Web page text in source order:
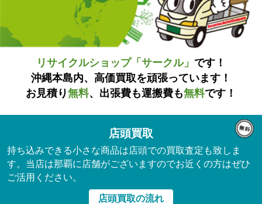
リサイクルショップ「サークル」 です！
沖縄本島内、高価買取を頑張っています！
お見積り無料、出張費も運搬費も無料です！
店頭買取
持ち込みできる小さな商品は店頭での買取査定も致しま
す。当店は那覇に店舗がございますのでお近くの方はぜひ
ご活用ください。
店頭買取の流れ